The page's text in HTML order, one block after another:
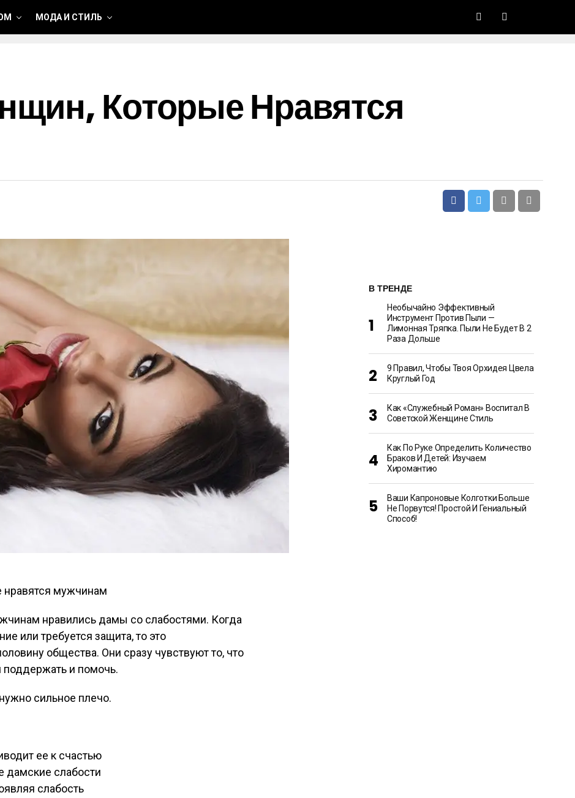
МОДА И СТИЛЬ
Которые Нравятся
нравились дамы со слабостями. Когда
или требуется защита, то это
общества. Они сразу чувствуют то, что
и помочь.
сильное плечо.
ее к счастью
дамские слабости
слабость
В ТРЕНДЕ
Необычайно Эффективный
Инструмент Против Пыли —
Лимонная Тряпка. Пыли Не Будет В 2
Раза Дольше
9 Правил, Чтобы Твоя Орхидея Цвела
Круглый Год
Как «Служебный Роман» Воспитал В
Советской Женщине Стиль
Как По Руке Определить Количество
Браков И Детей: Изучаем
Хиромантию
Ваши Капроновые Колготки Больше
Не Порвутся! Простой И Гениальный
Способ!